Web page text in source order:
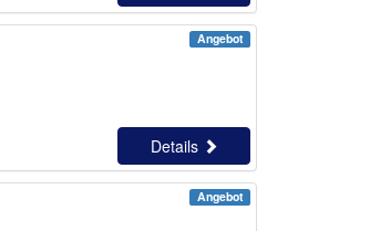
Angebot
Details
Angebot